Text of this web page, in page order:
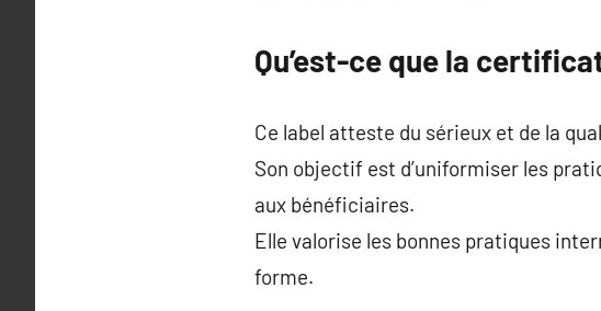
Qu’est-ce que la
Ce label atteste du sérieux et de la
Son objectif est d’uniformiser les
aux bénéficiaires.
Elle valorise les bonnes pratiques
forme.